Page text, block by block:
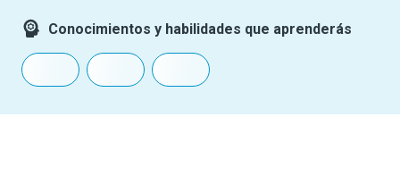
Conocimientos y habilidades que aprenderás